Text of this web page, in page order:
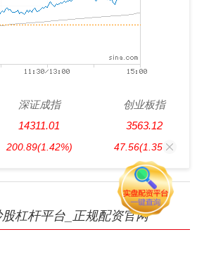
深证成指
14311.01
200.89(1.42%)
创业板指
3563.12
47.56(1.35%)
杠杆平台_正规配资官网